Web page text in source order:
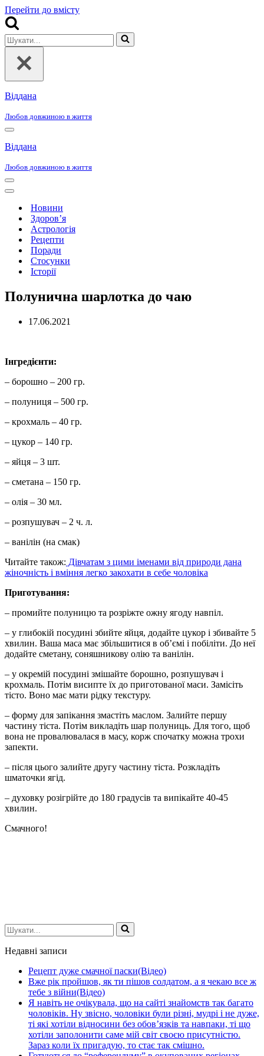
Перейти до вмісту
Шукати...
Віддана
Любов довжиною в життя
Меню
навігації
Віддана
Любов довжиною в життя
Меню
навігації
Меню
навігаціїНовини
Здоров’я
Астрологія
Рецепти
Поради
Стосунки
Історії
Полунична шарлотка до чаю
17.06.2021
Інгредієнти:
– борошно – 200 гр.
– полуниця – 500 гр.
– крохмаль – 40 гр.
– цукор – 140 гр.
– яйця – 3 шт.
– сметана – 150 гр.
– олія – 30 мл.
– розпушувач – 2 ч. л.
– ванілін (на смак)
Читайте також: Дівчатам з цими іменами від природи дана
жіночність і вміння легко закохати в себе чоловіка
Приготування:
– промийте полуницю та розріжте ожну ягоду навпіл.
– у глибокій посудині збийте яйця, додайте цукор і збивайте 5
хвилин. Ваша маса має збільшитися в об’ємі і побіліти. До неї
додайте сметану, соняшникову олію та ванілін.
– у окремій посудині змішайте борошно, розпушувач і
крохмаль. Потім висипте їх до приготованої маси. Замісіть
тісто. Воно має мати рідку текстуру.
– форму для запікання змастіть маслом. Залийте першу
частину тіста. Потім викладіть шар полуниць. Для того, щоб
вона не провалювалася в масу, корж спочатку можна трохи
запекти.
– після цього залийте другу частину тіста. Розкладіть
шматочки ягід.
– духовку розігрійте до 180 градусів та випікайте 40-45
хвилин.
Смачного!
Шукати...
Недавні записи
Рецепт дуже смачної паски(Відео)
Вже рік пройшов, як ти пішов солдатом, а я чекаю все ж
тебе з війни(Відео)
Я навіть не очікувала, що на сайті знайомств так багато
чоловіків. Ну звісно, чоловіки були різні, мудрі і не дуже,
ті які хотіли відносини без обов’язків та навпаки, ті що
хотіли заполонити саме мій світ своєю присутністю.
Зараз коли їх пригадую, то стає так смішно.